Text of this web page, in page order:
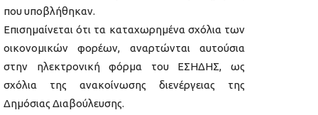
που υποβλήθηκαν.
Επισημαίνεται ότι τα καταχωρημένα σχόλια των
οικονομικών φορέων, αναρτώνται αυτούσια
στην ηλεκτρονική φόρμα του ΕΣΗΔΗΣ, ως
σχόλια της ανακοίνωσης διενέργειας της
Δημόσιας Διαβούλευσης.